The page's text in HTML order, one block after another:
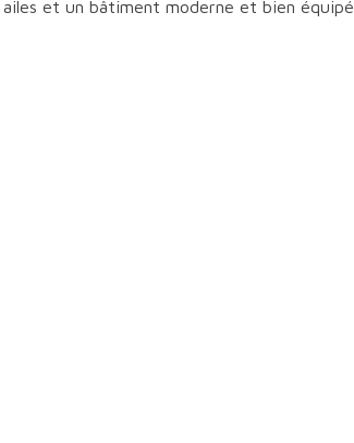
et un bâtiment moderne et bien équipé.